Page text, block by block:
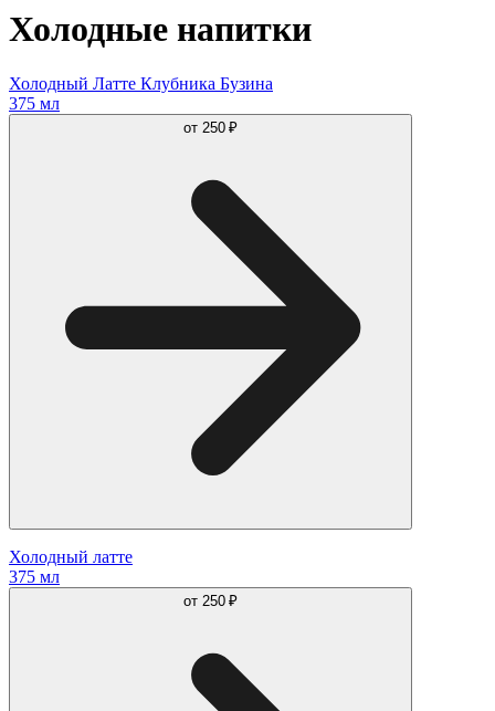
Холодные напитки
Холодный Латте Клубника Бузина
375 мл
от 250 ₽
Холодный латте
375 мл
от 250 ₽